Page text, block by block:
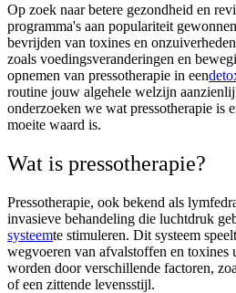
Op zoek naar betere gezondheid en
programma's aan populariteit
bevrijden van toxines en
zoals voedingsveranderingen en
opnemen van pressotherapie in een
routine jouw algehele welzijn
onderzoeken we wat pressotherapie is
moeite waard is.
Wat is pressotherapie?
Pressotherapie, ook bekend als
invasieve behandeling die luchtdruk
systeemte stimuleren. Dit systeem
wegvoeren van afvalstoffen en toxines
worden door verschillende factoren,
of een zittende levensstijl.